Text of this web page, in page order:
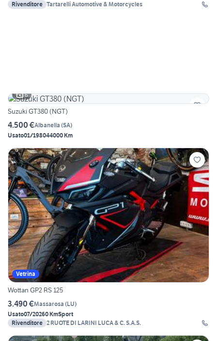
Rivenditore Tartarelli Automotive & Motorcycles
6
Suzuki GT380 (NGT)
4.500 €Albanella (SA)
Usato01/198044000 Km
Vetrina
Wottan GP2 RS 125
3.490 €Massarosa (LU)
Usato07/20260 KmSport
Rivenditore 2 RUOTE DI LARINI LUCA & C. S.A.S.